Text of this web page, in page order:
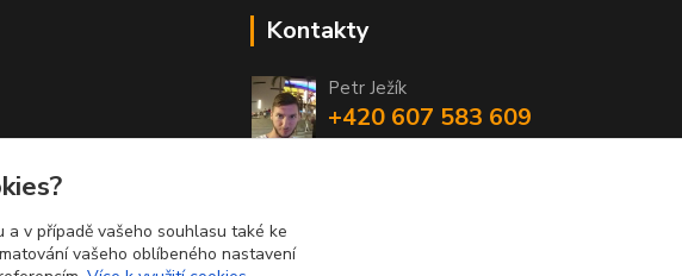
Kontakty
Petr Ježík
+420 607 583 609
v případě vašeho souhlasu také ke
vašeho oblíbeného nastavení